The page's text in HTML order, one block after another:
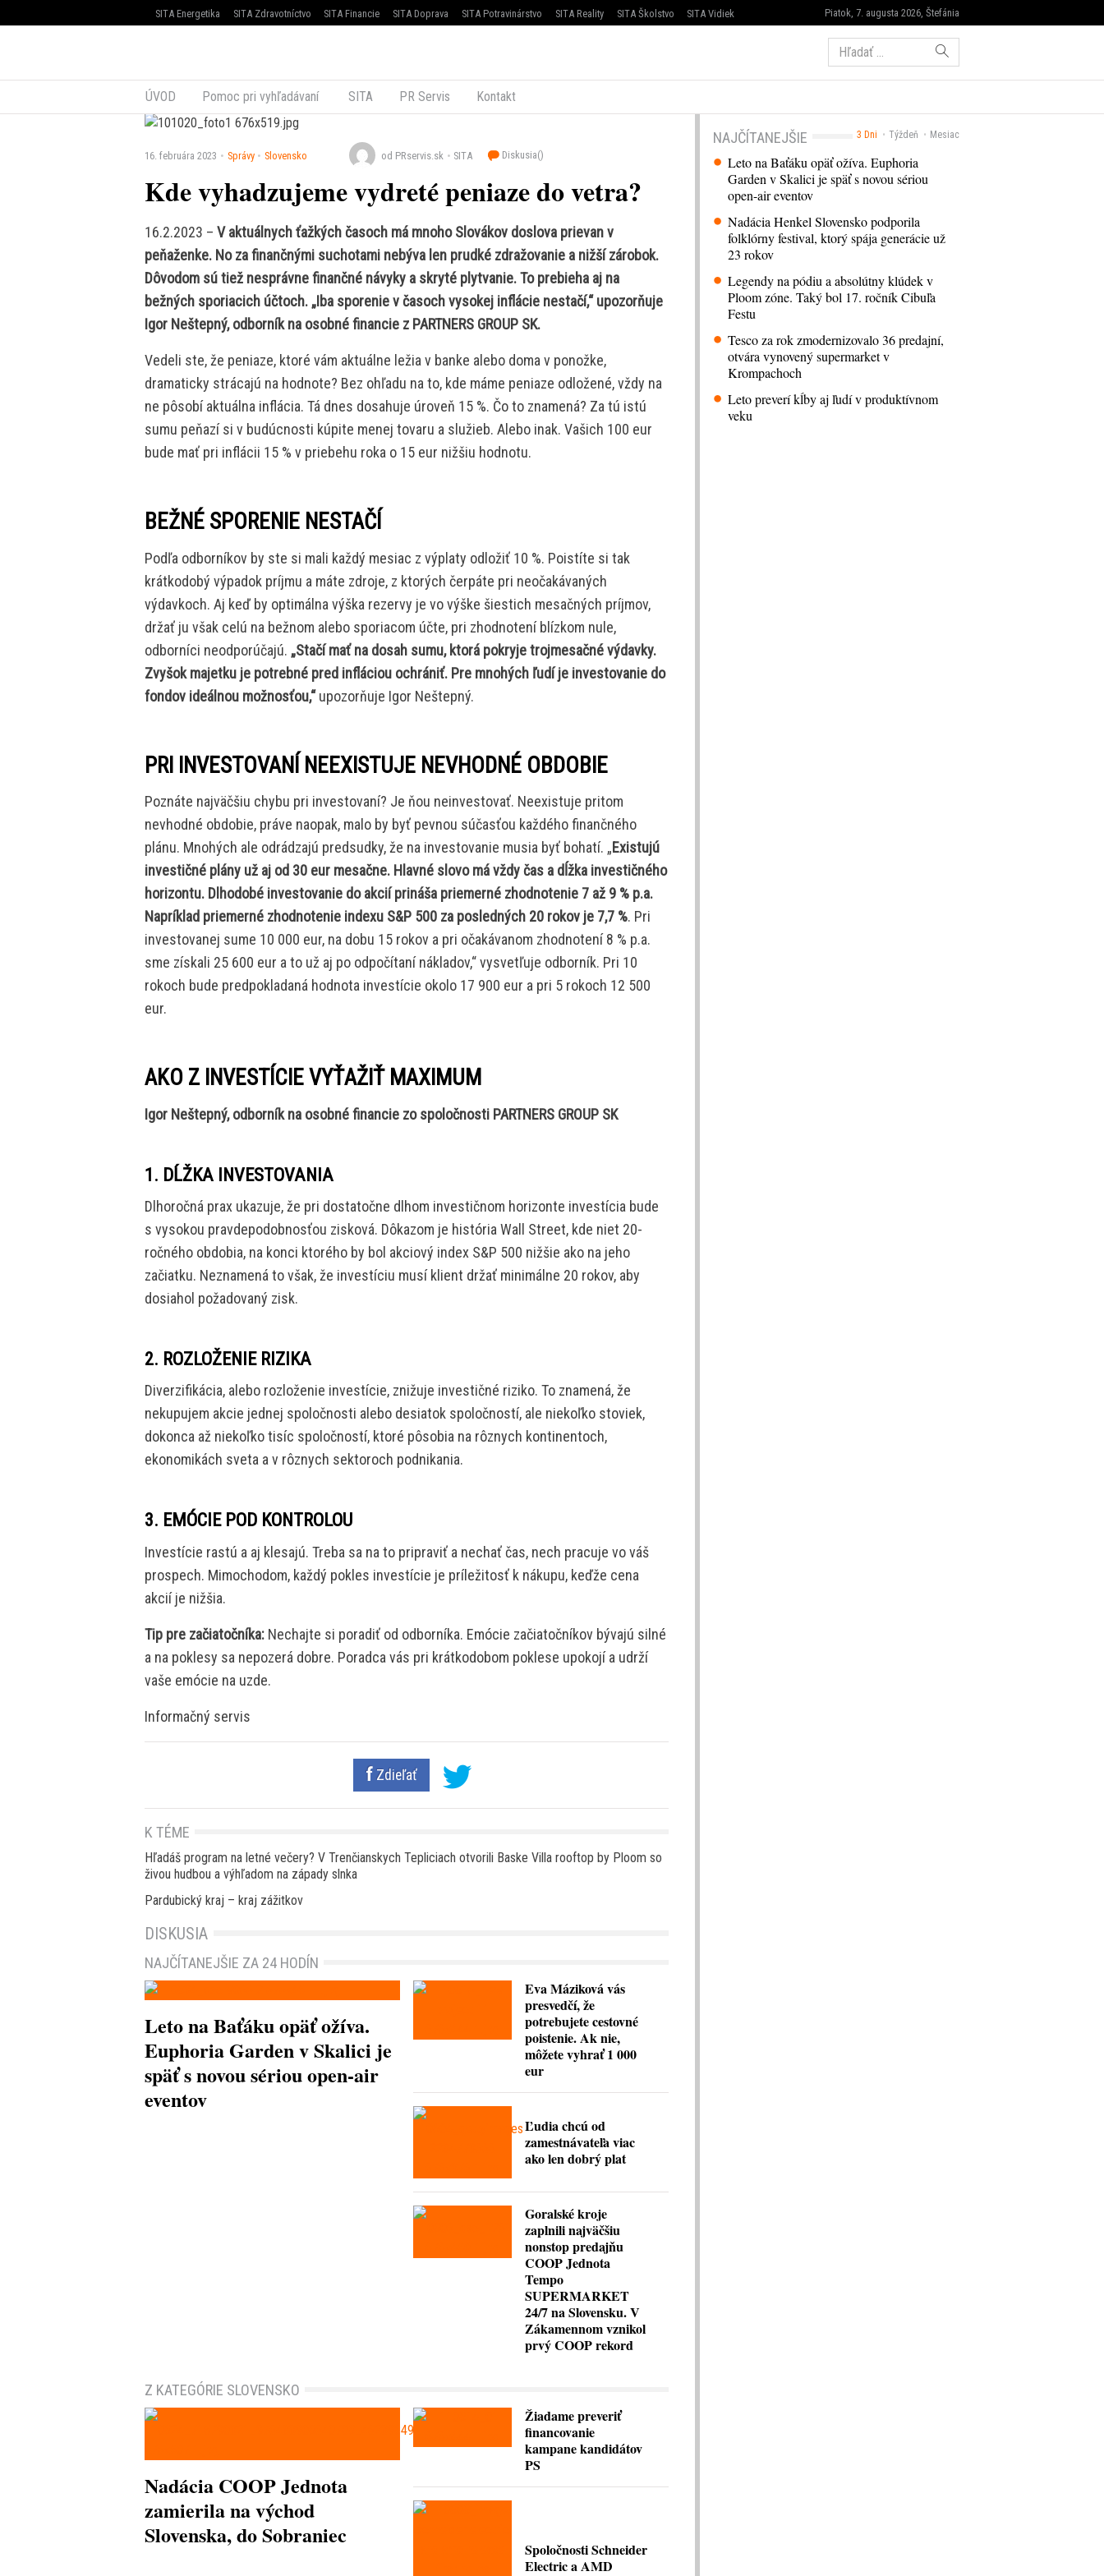
Piatok, 7. augusta 2026, Štefánia
SITA Energetika SITA Zdravotníctvo SITA Financie SITA Doprava SITA Potravinárstvo SITA Reality SITA Školstvo SITA Vidiek
Hľadať:
ÚVOD Pomoc pri vyhľadávaní SITA PR Servis Kontakt
16. februára 2023 Správy Slovensko od PRservis.sk SITA Diskusia()
Kde vyhadzujeme vydreté peniaze do vetra?
16.2.2023 – V aktuálnych ťažkých časoch má mnoho Slovákov doslova prievan v
peňaženke. No za finančnými suchotami nebýva len prudké zdražovanie a nižší zárobok.
Dôvodom sú tiež nesprávne finančné návyky a skryté plytvanie. To prebieha aj na
bežných sporiacich účtoch. „Iba sporenie v časoch vysokej inflácie nestačí,“ upozorňuje
Igor Neštepný, odborník na osobné financie z PARTNERS GROUP SK.
Vedeli ste, že peniaze, ktoré vám aktuálne ležia v banke alebo doma v ponožke,
dramaticky strácajú na hodnote? Bez ohľadu na to, kde máme peniaze odložené, vždy na
ne pôsobí aktuálna inflácia. Tá dnes dosahuje úroveň 15 %. Čo to znamená? Za tú istú
sumu peňazí si v budúcnosti kúpite menej tovaru a služieb. Alebo inak. Vašich 100 eur
bude mať pri inflácii 15 % v priebehu roka o 15 eur nižšiu hodnotu.
BEŽNÉ SPORENIE NESTAČÍ
Podľa odborníkov by ste si mali každý mesiac z výplaty odložiť 10 %. Poistíte si tak
krátkodobý výpadok príjmu a máte zdroje, z ktorých čerpáte pri neočakávaných
výdavkoch. Aj keď by optimálna výška rezervy je vo výške šiestich mesačných príjmov,
držať ju však celú na bežnom alebo sporiacom účte, pri zhodnotení blízkom nule,
odborníci neodporúčajú. „Stačí mať na dosah sumu, ktorá pokryje trojmesačné výdavky.
Zvyšok majetku je potrebné pred infláciou ochrániť. Pre mnohých ľudí je investovanie do
fondov ideálnou možnosťou,“upozorňuje Igor Neštepný.
PRI INVESTOVANÍ NEEXISTUJE NEVHODNÉ OBDOBIE
Poznáte najväčšiu chybu pri investovaní? Je ňou neinvestovať. Neexistuje pritom
nevhodné obdobie, práve naopak, malo by byť pevnou súčasťou každého finančného
plánu. Mnohých ale odrádzajú predsudky, že na investovanie musia byť bohatí. „Existujú
investičné plány už aj od 30 eur mesačne. Hlavné slovo má vždy čas a dĺžka investičného
horizontu. Dlhodobé investovanie do akcií prináša priemerné zhodnotenie 7 až 9 % p.a.
Napríklad priemerné zhodnotenie indexu S&P 500 za posledných 20 rokov je 7,7 %. Pri
investovanej sume 10 000 eur, na dobu 15 rokov a pri očakávanom zhodnotení 8 % p.a.
sme získali 25 600 eur a to už aj po odpočítaní nákladov,“ vysvetľuje odborník. Pri 10
rokoch bude predpokladaná hodnota investície okolo 17 900 eur a pri 5 rokoch 12 500
eur.
AKO Z INVESTÍCIE VYŤAŽIŤ MAXIMUM
Igor Neštepný, odborník na osobné financie zo spoločnosti PARTNERS GROUP SK
1. DĹŽKA INVESTOVANIA
Dlhoročná prax ukazuje, že pri dostatočne dlhom investičnom horizonte investícia bude
s vysokou pravdepodobnosťou zisková. Dôkazom je história Wall Street, kde niet 20-
ročného obdobia, na konci ktorého by bol akciový index S&P 500 nižšie ako na jeho
začiatku. Neznamená to však, že investíciu musí klient držať minimálne 20 rokov, aby
dosiahol požadovaný zisk.
2. ROZLOŽENIE RIZIKA
Diverzifikácia, alebo rozloženie investície, znižuje investičné riziko. To znamená, že
nekupujem akcie jednej spoločnosti alebo desiatok spoločností, ale niekoľko stoviek,
dokonca až niekoľko tisíc spoločností, ktoré pôsobia na rôznych kontinentoch,
ekonomikách sveta a v rôznych sektoroch podnikania.
3. EMÓCIE POD KONTROLOU
Investície rastú a aj klesajú. Treba sa na to pripraviť a nechať čas, nech pracuje vo váš
prospech. Mimochodom, každý pokles investície je príležitosť k nákupu, keďže cena
akcií je nižšia.
Tip pre začiatočníka: Nechajte si poradiť od odborníka. Emócie začiatočníkov bývajú silné
a na poklesy sa nepozerá dobre. Poradca vás pri krátkodobom poklese upokojí a udrží
vaše emócie na uzde.
Informačný servis
Zdieľať
3 Dni Týždeň Mesiac
NAJČÍTANEJŠIE
Leto na Baťáku opäť ožíva. Euphoria
Garden v Skalici je späť s novou sériou
open-air eventov
Nadácia Henkel Slovensko podporila
folklórny festival, ktorý spája generácie už
23 rokov
Legendy na pódiu a absolútny klúdek v
Ploom zóne. Taký bol 17. ročník Cibuľa
Festu
Tesco za rok zmodernizovalo 36 predajní,
otvára vynovený supermarket v
Krompachoch
Leto preverí kĺby aj ľudí v produktívnom
veku
K TÉME
Hľadáš program na letné večery? V Trenčianskych Tepliciach otvorili Baske Villa rooftop by Ploom so
živou hudbou a výhľadom na západy slnka
Pardubický kraj – kraj zážitkov
DISKUSIA
NAJČÍTANEJŠIE ZA 24 HODÍN
Leto na Baťáku opäť ožíva.
Euphoria Garden v Skalici je
späť s novou sériou open-air
eventov
Eva Máziková vás
presvedčí, že
potrebujete cestovné
poistenie. Ak nie,
môžete vyhrať 1 000
eur
Ľudia chcú od
zamestnávateľa viac
ako len dobrý plat
Goralské kroje
zaplnili najväčšiu
nonstop predajňu
COOP Jednota
Tempo
SUPERMARKET
24/7 na Slovensku. V
Zákamennom vznikol
prvý COOP rekord
Z KATEGÓRIE SLOVENSKO
Nadácia COOP Jednota
zamierila na východ
Slovenska, do Sobraniec
Žiadame preveriť
financovanie
kampane kandidátov
PS
Spoločnosti Schneider
Electric a AMD